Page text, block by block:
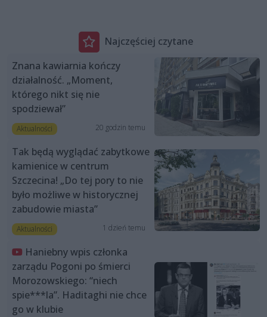
Najczęściej czytane
Znana kawiarnia kończy
działalność. „Moment,
którego nikt się nie
spodziewał”
Aktualności 20 godzin temu
Tak będą wyglądać zabytkowe
kamienice w centrum
Szczecina! „Do tej pory to nie
było możliwe w historycznej
zabudowie miasta”
Aktualności 1 dzień temu
Haniebny wpis członka
zarządu Pogoni po śmierci
Morozowskiego: “niech
spie***la”. Haditaghi nie chce
go w klubie